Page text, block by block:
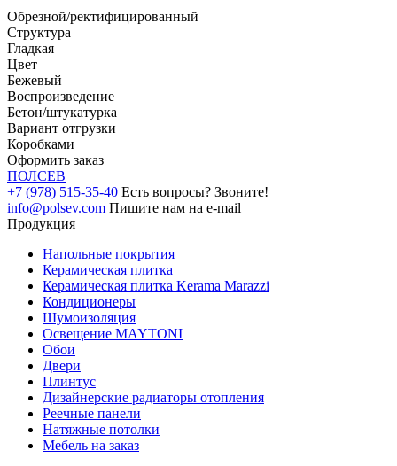
Обрезной/ректифицированный
Структура
Гладкая
Цвет
Бежевый
Воспроизведение
Бетон/штукатурка
Вариант отгрузки
Коробками
Оформить заказ
ПОЛСЕВ
+7 (978) 515-35-40 Есть вопросы? Звоните!
info@polsev.com Пишите нам на e-mail
Продукция
Напольные покрытия
Керамическая плитка
Керамическая плитка Kerama Marazzi
Кондиционеры
Шумоизоляция
Освещение MAYTONI
Обои
Двери
Плинтус
Дизайнерские радиаторы отопления
Реечные панели
Натяжные потолки
Мебель на заказ